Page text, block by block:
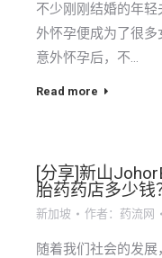
不少刚刚结婚的年
外怀孕便成为了很
意外怀孕后，不…
Read more
[分享]新山
胎药药店多少钱
新加坡 作者： 药流网
随着我们社会的发